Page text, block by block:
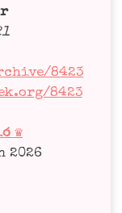
8423
8423
♛
2026